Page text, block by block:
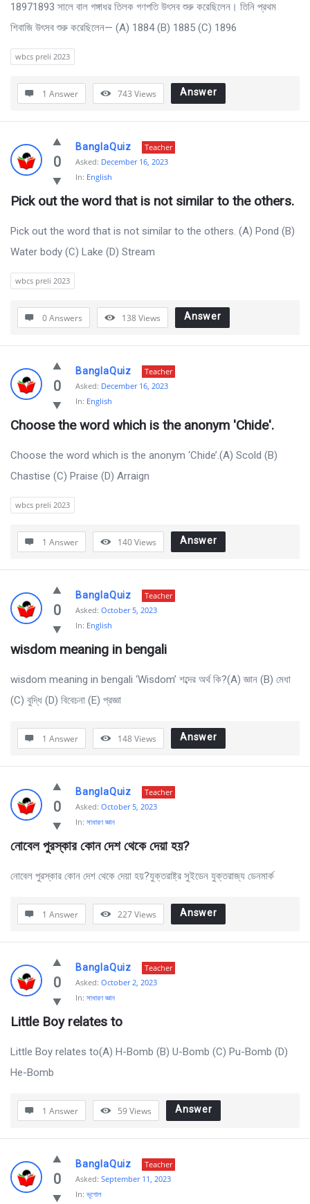
18971893 সালে বাল গঙ্গাধর তিলক গণপতি উৎসব শুরু করেছিলেন। তিনি প্রথম
শিবাজি উৎসব শুরু করেছিলেন— (A) 1884 (B) 1885 (C) 1896
wbcs preli 2023
1 Answer 743 Views Answer
0
BanglaQuiz
Teacher
Asked: December 16, 2023
In: English
Pick out the word that is not similar to the others.
Pick out the word that is not similar to the others. (A) Pond (B)
Water body (C) Lake (D) Stream
wbcs preli 2023
0 Answers 138Views Answer
0
BanglaQuiz
Teacher
Asked: December 16, 2023
In: English
Choose the word which is the anonym 'Chide'.
Choose the word which is the anonym ‘Chide’.(A) Scold (B)
Chastise (C) Praise (D) Arraign
wbcs preli 2023
1 Answer 140Views Answer
0
BanglaQuiz
Teacher
Asked: October 5, 2023
In: English
wisdom meaning in bengali
wisdom meaning in bengali ‘Wisdom’ শব্দের অর্থ কি?(A) জ্ঞান (B) মেধা
(C) বুদ্ধি (D) বিবেচনা (E) প্রজ্ঞা
1 Answer 148Views Answer
0
BanglaQuiz
Teacher
Asked: October 5, 2023
In: সাধারণ জ্ঞান
নোবেল পুরস্কার কোন দেশ থেকে দেয়া হয়?
নোবেল পুরস্কার কোন দেশ থেকে দেয়া হয়?যুক্তরাষ্ট্র সুইডেন যুক্তরাজ্য ডেনমার্ক
1 Answer 227Views Answer
0
BanglaQuiz
Teacher
Asked: October 2, 2023
In: সাধারণ জ্ঞান
Little Boy relates to
Little Boy relates to(A) H-Bomb (B) U-Bomb (C) Pu-Bomb (D)
He-Bomb
1 Answer 59Views Answer
0
BanglaQuiz
Teacher
Asked: September 11, 2023
In: ভূগোল